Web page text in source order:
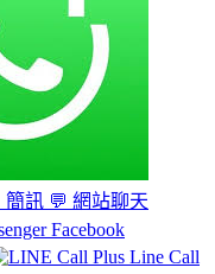
簡訊 💬 網站聊天
Facebook
Line Call